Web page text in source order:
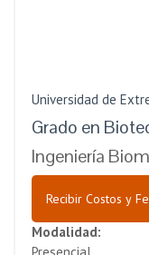
Universidad de
Grado en
Ingeniería
Recibir Costos y
Modalidad: